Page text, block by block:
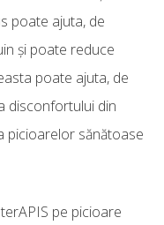
poate ajuta, de
și poate reduce
poate ajuta, de
disconfortului din
picioarelor sănătoase
pe picioare